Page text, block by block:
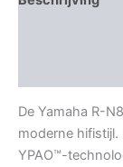
De Yamaha R-
moderne
YPAO™-